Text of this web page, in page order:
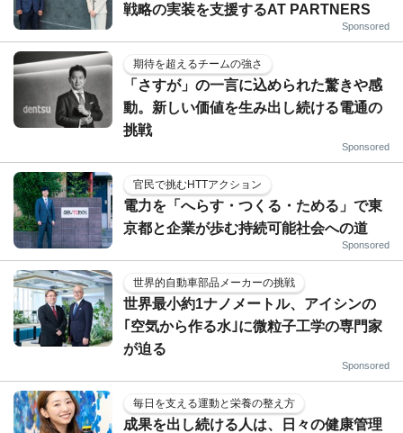
戦略の実装を支援するAT PARTNERS
Sponsored
期待を超えるチームの強さ
「さすが」の一言に込められた驚きや感
動。新しい価値を生み出し続ける電通の
挑戦
Sponsored
官民で挑むHTTアクション
電力を「へらす・つくる・ためる」で東
京都と企業が歩む持続可能社会への道
Sponsored
世界的自動車部品メーカーの挑戦
世界最小約1ナノメートル、アイシンの
｢空気から作る水｣に微粒子工学の専門家
が迫る
Sponsored
毎日を支える運動と栄養の整え方
成果を出し続ける人は、日々の健康管理